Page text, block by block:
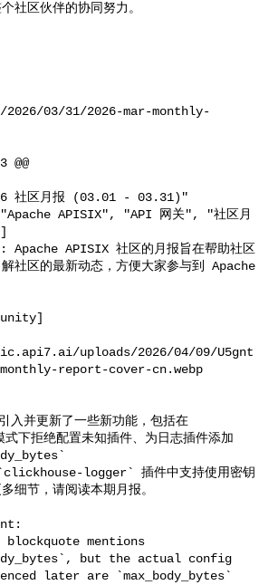
社区伙伴的协同努力。
03/31/2026-mar-monthly-
@@
社区月报 (03.01 - 03.31)"
APISIX", "API 网关", "社区月
APISIX 社区的月报旨在帮助社区
社区的最新动态，方便大家参与到 Apache
uploads/2026/04/09/U5gnt
monthly-report-cover-cn.webp
入并更新了一些新功能，包括在
下拒绝配置未知插件、为日志插件添加
logger` 插件中支持使用密钥
细节，请阅读本期月报。
but the actual config
later are `max_body_bytes`